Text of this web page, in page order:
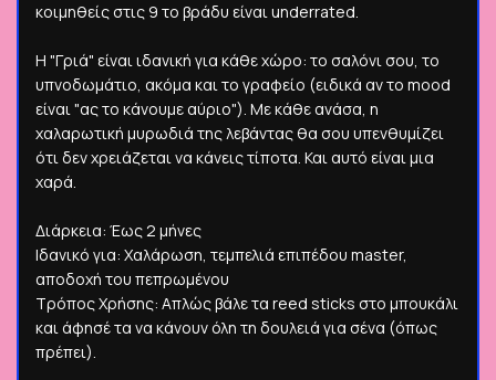
κοιμηθείς στις 9 το βράδυ είναι underrated.
Η "Γριά" είναι ιδανική για κάθε χώρο: το σαλόνι σου, το
υπνοδωμάτιο, ακόμα και το γραφείο (ειδικά αν το mood
είναι "ας το κάνουμε αύριο"). Με κάθε ανάσα, η
χαλαρωτική μυρωδιά της λεβάντας θα σου υπενθυμίζει
ότι δεν χρειάζεται να κάνεις τίποτα. Και αυτό είναι μια
χαρά.
Διάρκεια: Έως 2 μήνες
Ιδανικό για: Χαλάρωση, τεμπελιά επιπέδου master,
αποδοχή του πεπρωμένου
Τρόπος Χρήσης: Απλώς βάλε τα reed sticks στο μπουκάλι
και άφησέ τα να κάνουν όλη τη δουλειά για σένα (όπως
πρέπει).